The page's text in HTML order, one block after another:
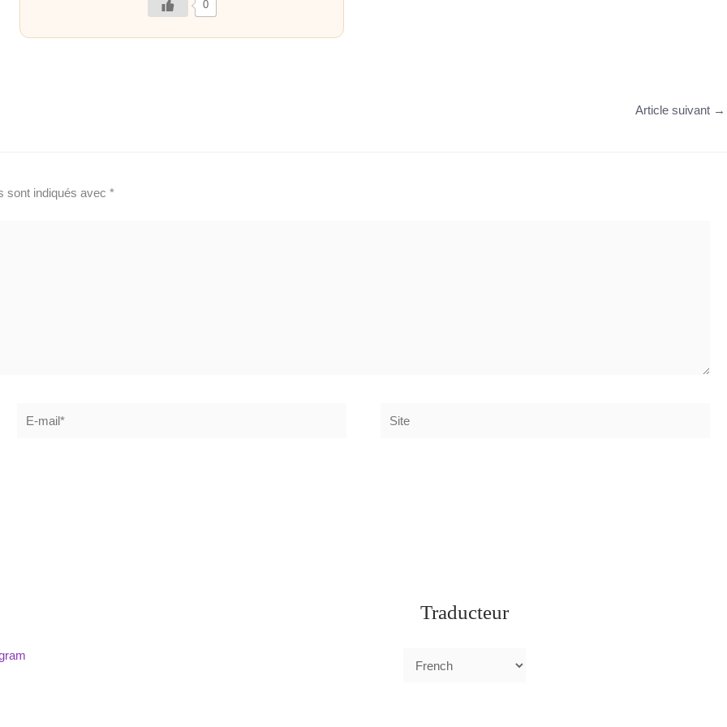
0
Article suivant →
sont indiqués avec *
mail*
Traducteur